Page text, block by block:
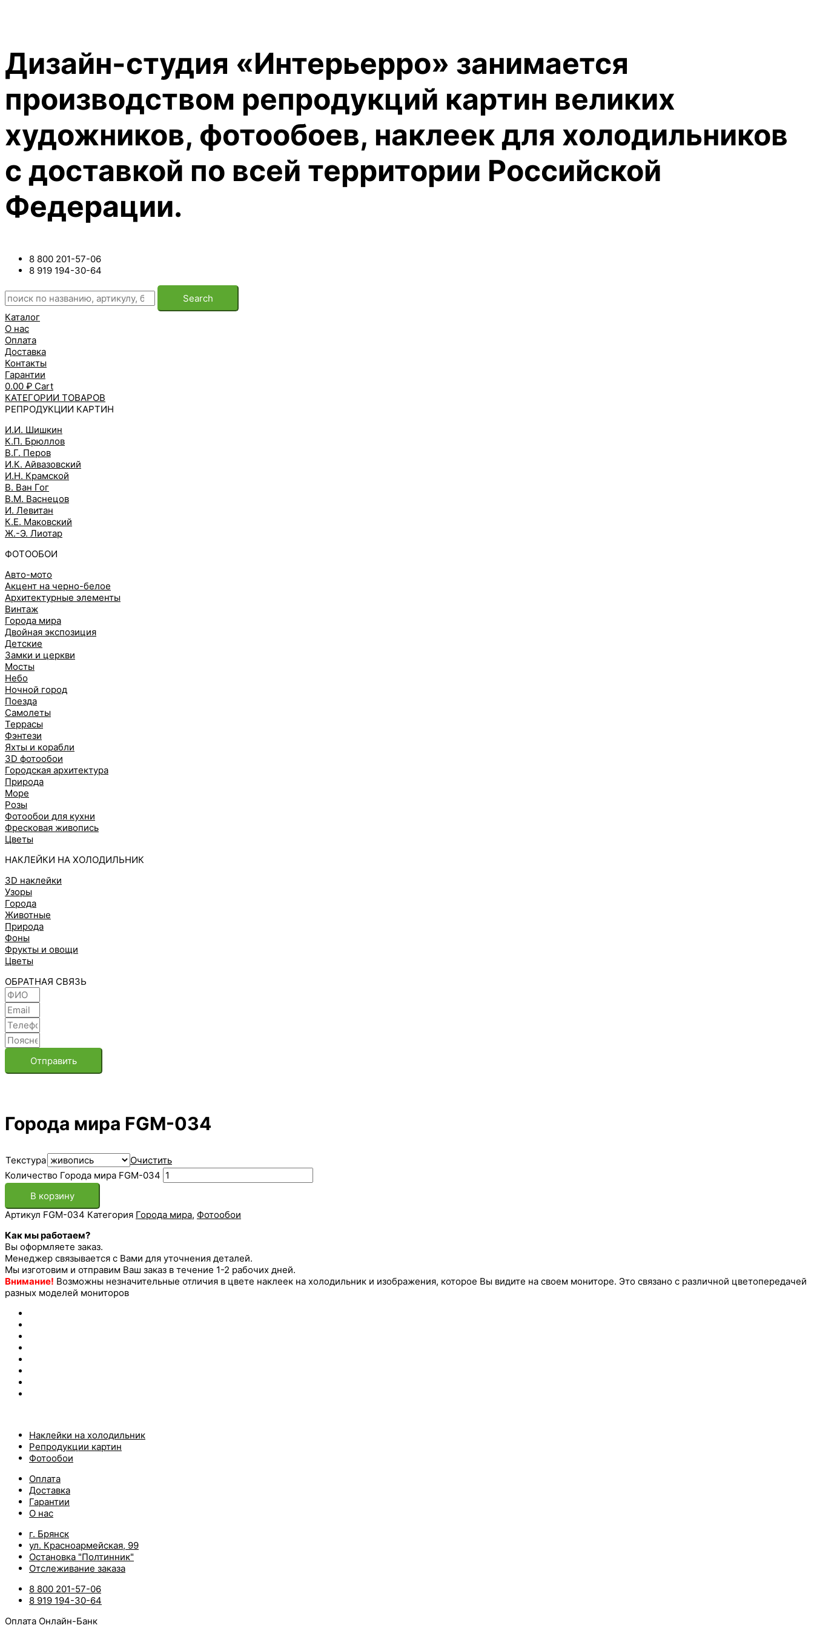
Дизайн-студия «Интерьерро» занимается
производством репродукций картин великих
художников, фотообоев, наклеек для холодильников
с доставкой по всей территории Российской
Федерации.
8 800 201-57-06
8 919 194-30-64
Search
Каталог
О нас
Оплата
Доставка
Контакты
Гарантии
0.00 ₽ Cart
КАТЕГОРИИ ТОВАРОВ
РЕПРОДУКЦИИ КАРТИН
И.И. Шишкин
К.П. Брюллов
В.Г. Перов
И.К. Айвазовский
И.Н. Крамской
В. Ван Гог
В.М. Васнецов
И. Левитан
К.Е. Маковский
Ж.-Э. Лиотар
ФОТООБОИ
Авто-мото
Акцент на черно-белое
Архитектурные элементы
Винтаж
Города мира
Двойная экспозиция
Детские
Замки и церкви
Мосты
Небо
Ночной город
Поезда
Самолеты
Террасы
Фэнтези
Яхты и корабли
3D фотообои
Городская архитектура
Природа
Море
Розы
Фотообои для кухни
Фресковая живопись
Цветы
НАКЛЕЙКИ НА ХОЛОДИЛЬНИК
3D наклейки
Узоры
Города
Животные
Природа
Фоны
Фрукты и овощи
Цветы
ОБРАТНАЯ СВЯЗЬ
Отправить
Города мира FGM-034
Текстура
Очистить
Количество Города мира FGM-034
В корзину
Артикул FGM-034 Категория Города мира, Фотообои
Как мы работаем?
Вы оформляете заказ.
Менеджер связывается с Вами для уточнения деталей.
Мы изготовим и отправим Ваш заказ в течение 1-2 рабочих дней.
Внимание! Возможны незначительные отличия в цвете наклеек на холодильник и изображения, которое Вы видите на своем мониторе. Это связано с различной цветопередачей
разных моделей мониторов
Наклейки на холодильник
Репродукции картин
Фотообои
Оплата
Доставка
Гарантии
О нас
г. Брянск
ул. Красноармейская, 99
Остановка "Полтинник"
Отслеживание заказа
8 800 201-57-06
8 919 194-30-64
Оплата Онлайн-Банк